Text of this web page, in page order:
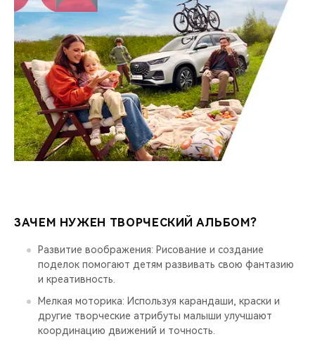
ЗАЧЕМ НУЖЕН ТВОРЧЕСКИЙ АЛЬБОМ?
Развитие воображения: Рисование и создание
поделок помогают детям развивать свою фантазию
и креативность.
Мелкая моторика: Используя карандаши, краски и
другие творческие атрибуты малыши улучшают
координацию движений и точность.